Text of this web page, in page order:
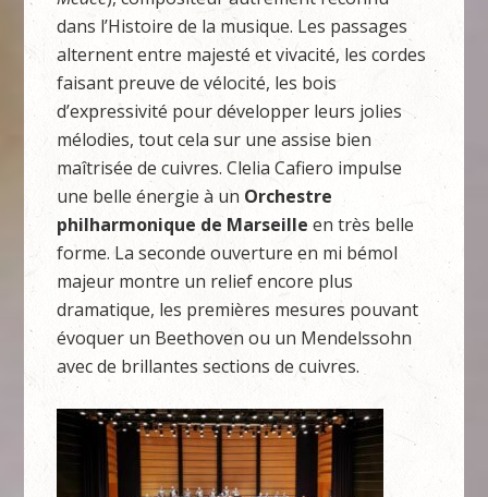
dans l’Histoire de la musique. Les passages
alternent entre majesté et vivacité, les cordes
faisant preuve de vélocité, les bois
d’expressivité pour développer leurs jolies
mélodies, tout cela sur une assise bien
maîtrisée de cuivres. Clelia Cafiero impulse
une belle énergie à un Orchestre
philharmonique de Marseille en très belle
forme. La seconde ouverture en mi bémol
majeur montre un relief encore plus
dramatique, les premières mesures pouvant
évoquer un Beethoven ou un Mendelssohn
avec de brillantes sections de cuivres.